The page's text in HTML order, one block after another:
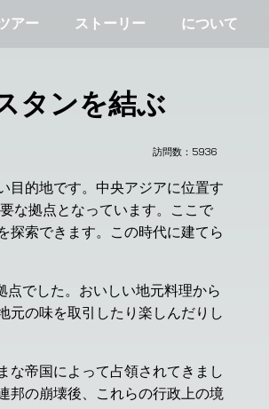
アー ストーリー について
タンを結ぶ
訪問数： 5936
目的地です。中央アジアに位置す
な拠点となっています。ここで
探索できます。この時代に建てら
でした。おいしい地元料理から
元の味を取引したり楽しんだりし
な帝国によって占領されてきまし
邦の崩壊後、これらの行政上の境